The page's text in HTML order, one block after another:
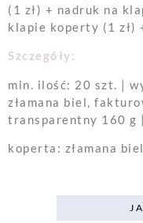
(1 zł) + nadruk na
klapie koperty (1 zł)
Szczegóły:
min. ilość: 20 szt. |
złamana biel,
transparentny 160 g |
koperta: złamana